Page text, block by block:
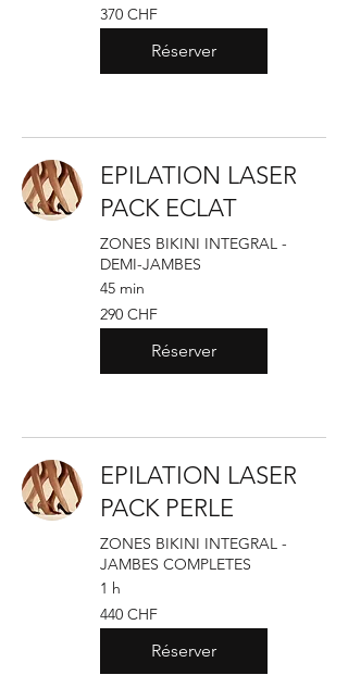
370
francs
suisses
370 CHF
Réserver
EPILATION LASER
PACK ECLAT
ZONES BIKINI INTEGRAL -
DEMI-JAMBES
45 min
290
francs
suisses
290 CHF
Réserver
EPILATION LASER
PACK PERLE
ZONES BIKINI INTEGRAL -
JAMBES COMPLETES
1 h
440
francs
suisses
440 CHF
Réserver